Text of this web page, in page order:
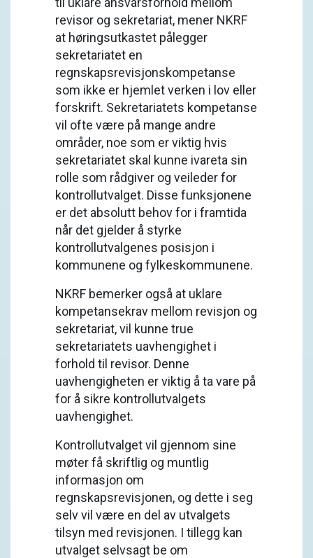
revisor og sekretariat, mener NKRF
at høringsutkastet pålegger
sekretariatet en
regnskapsrevisjonskompetanse
som ikke er hjemlet verken i lov eller
forskrift. Sekretariatets kompetanse
vil ofte være på mange andre
områder, noe som er viktig hvis
sekretariatet skal kunne ivareta sin
rolle som rådgiver og veileder for
kontrollutvalget. Disse funksjonene
er det absolutt behov for i framtida
når det gjelder å styrke
kontrollutvalgenes posisjon i
kommunene og fylkeskommunene.
NKRF bemerker også at uklare
kompetansekrav mellom revisjon og
sekretariat, vil kunne true
sekretariatets uavhengighet i
forhold til revisor. Denne
uavhengigheten er viktig å ta vare på
for å sikre kontrollutvalgets
uavhengighet.
Kontrollutvalget vil gjennom sine
møter få skriftlig og muntlig
informasjon om
regnskapsrevisjonen, og dette i seg
selv vil være en del av utvalgets
tilsyn med revisjonen. I tillegg kan
utvalget selvsagt be om